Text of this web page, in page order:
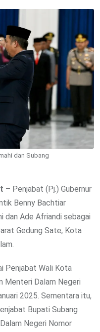
dan Subang
– Penjabat (Pj.) Gubernur
Benny Bachtiar
dan Ade Afriandi sebagai
Gedung Sate, Kota
Penjabat Wali Kota
Menteri Dalam Negeri
2025. Sementara itu,
Bupati Subang
Negeri Nomor